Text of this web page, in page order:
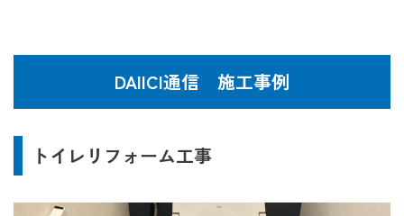
DAIICI通信 施工事例
トイレリフォーム工事